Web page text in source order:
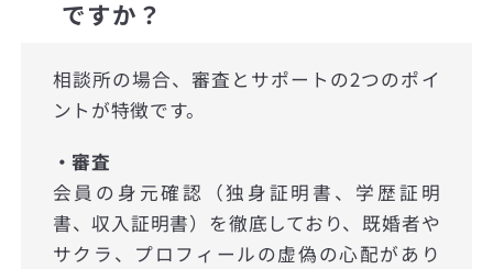
ですか？
相談所の場合、審査とサポートの2つのポイ
ントが特徴です。
・審査
会員の身元確認（独身証明書、学歴証明
書、収入証明書）を徹底しており、既婚者や
サクラ、プロフィールの虚偽の心配があり